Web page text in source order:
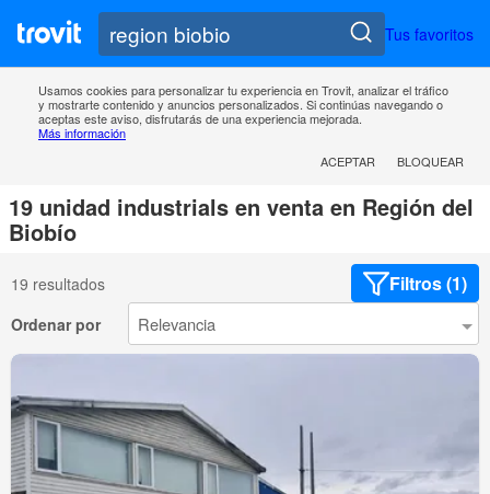
Tus favoritos
Usamos cookies para personalizar tu experiencia en Trovit, analizar el tráfico
y mostrarte contenido y anuncios personalizados. Si continúas navegando o
aceptas este aviso, disfrutarás de una experiencia mejorada.
Más información
ACEPTAR
BLOQUEAR
19 unidad industrials en venta en Región del
Biobío
19 resultados Filtros (1)
Ordenar por